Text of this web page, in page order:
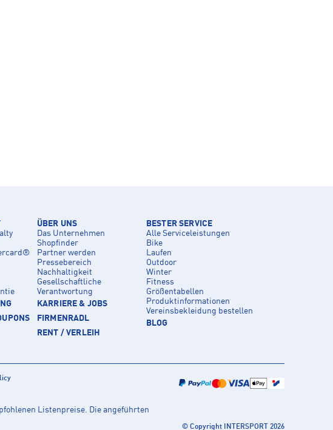
ÜBER UNS
Das Unternehmen
Shopfinder
Partner werden
Pressebereich
Nachhaltigkeit
Gesellschaftliche
Verantwortung
KARRIERE & JOBS
FIRMENRADL
RENT / VERLEIH
BESTER SERVICE
Alle Serviceleistungen
Bike
Laufen
Outdoor
Winter
Fitness
Größentabellen
Produktinformationen
Vereinsbekleidung bestellen
BLOG
Listenpreise. Die angeführten
© Copyright INTERSPORT 2026